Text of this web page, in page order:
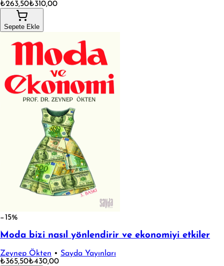
₺263,50₺310,00
Sepete Ekle
−15%
Moda bizi nasıl yönlendirir ve ekonomiyi etkiler
Zeynep Ökten • Sayda Yayınları
₺365,50₺430,00